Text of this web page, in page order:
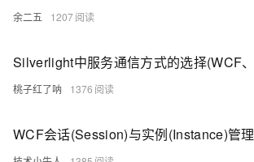
余二五 1207
桃子红了呐 1376
WCF会话(Session)与实例(Instance)管理